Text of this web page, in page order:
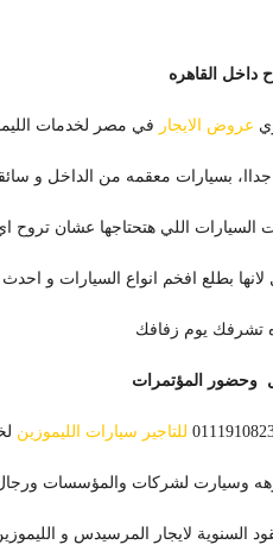
داخل القاهره
عروض الايجار في مصر لخدمات
جداا، بسيارات معقمه من الداخل و
السيارات اللي هتحتاجها عشان
بطلع افخم انواع السيارات و
تشرفك يوم زفافك
وحضور المؤتمرات
للتاجير سيارات الليموزين
وسيارت لشركات والمؤسسات
السنوية لايجار المرسيدس و